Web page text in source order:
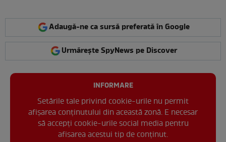
Adaugă-ne ca sursă preferată în Google
Urmărește SpyNews pe Discover
INFORMARE
Setările tale privind cookie-urile nu permit
afișarea conținutului din această zonă. E necesar
să accepți cookie-urile social media pentru
afisarea acestui tip de conținut.